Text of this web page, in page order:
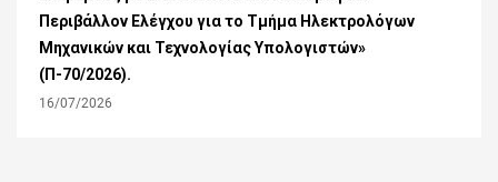
Περιβάλλον Ελέγχου για το Τμήμα Ηλεκτρολόγων
Μηχανικών και Τεχνολογίας Υπολογιστών»
(Π-70/2026).
16/07/2026